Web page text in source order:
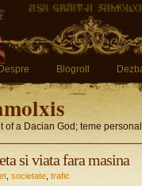
Despre Blogroll
of a Dacian God; teme
si viata fara masina
societate trafic